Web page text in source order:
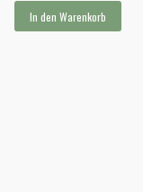
In den Warenkorb